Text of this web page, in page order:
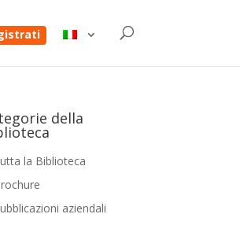
della
la Biblioteca
aziendali